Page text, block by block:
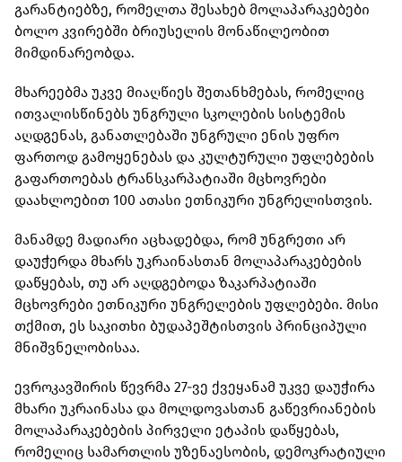
გარანტიებზე, რომელთა შესახებ მოლაპარაკებები
ბოლო კვირებში ბრიუსელის მონაწილეობით
მიმდინარეობდა.
მხარეებმა უკვე მიაღწიეს შეთანხმებას, რომელიც
ითვალისწინებს უნგრული სკოლების სისტემის
აღდგენას, განათლებაში უნგრული ენის უფრო
ფართოდ გამოყენებას და კულტურული უფლებების
გაფართოებას ტრანსკარპატიაში მცხოვრები
დაახლოებით 100 ათასი ეთნიკური უნგრელისთვის.
მანამდე მადიარი აცხადებდა, რომ უნგრეთი არ
დაუჭერდა მხარს უკრაინასთან მოლაპარაკებების
დაწყებას, თუ არ აღდგებოდა ზაკარპატიაში
მცხოვრები ეთნიკური უნგრელების უფლებები. მისი
თქმით, ეს საკითხი ბუდაპეშტისთვის პრინციპული
მნიშვნელობისაა.
ევროკავშირის წევრმა 27-ვე ქვეყანამ უკვე დაუჭირა
მხარი უკრაინასა და მოლდოვასთან გაწევრიანების
მოლაპარაკებების პირველი ეტაპის დაწყებას,
რომელიც სამართლის უზენაესობის, დემოკრატიული